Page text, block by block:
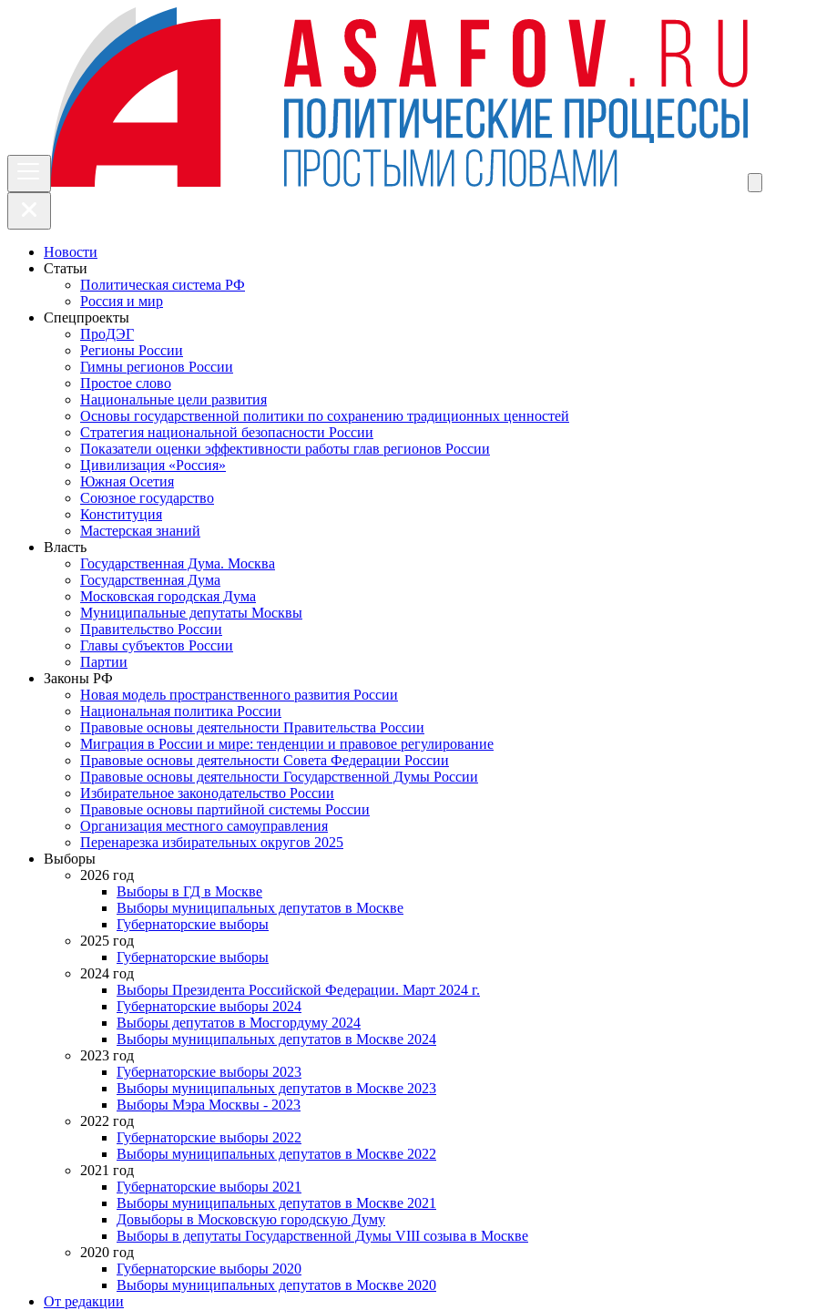
Новости
Статьи
Политическая система РФ
Россия и мир
Спецпроекты
ПроДЭГ
Регионы России
Гимны регионов России
Простое слово
Национальные цели развития
Основы государственной политики по сохранению традиционных ценностей
Стратегия национальной безопасности России
Показатели оценки эффективности работы глав регионов России
Цивилизация «Россия»
Южная Осетия
Союзное государство
Конституция
Мастерская знаний
Власть
Государственная Дума. Москва
Государственная Дума
Московская городская Дума
Муниципальные депутаты Москвы
Правительство России
Главы субъектов России
Партии
Законы РФ
Новая модель пространственного развития России
Национальная политика России
Правовые основы деятельности Правительства России
Миграция в России и мире: тенденции и правовое регулирование
Правовые основы деятельности Совета Федерации России
Правовые основы деятельности Государственной Думы России
Избирательное законодательство России
Правовые основы партийной системы России
Организация местного самоуправления
Перенарезка избирательных округов 2025
Выборы
2026 год
Выборы в ГД в Москве
Выборы муниципальных депутатов в Москве
Губернаторские выборы
2025 год
Губернаторские выборы
2024 год
Выборы Президента Российской Федерации. Март 2024 г.
Губернаторские выборы 2024
Выборы депутатов в Мосгордуму 2024
Выборы муниципальных депутатов в Москве 2024
2023 год
Губернаторские выборы 2023
Выборы муниципальных депутатов в Москве 2023
Выборы Мэра Москвы - 2023
2022 год
Губернаторские выборы 2022
Выборы муниципальных депутатов в Москве 2022
2021 год
Губернаторские выборы 2021
Выборы муниципальных депутатов в Москве 2021
Довыборы в Московскую городскую Думу
Выборы в депутаты Государственной Думы VIII созыва в Москве
2020 год
Губернаторские выборы 2020
Выборы муниципальных депутатов в Москве 2020
От редакции